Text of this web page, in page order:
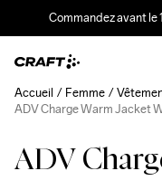
Commandez avant le
ADV
Accueil Femme
ADV Charge Warm Jacket
Outlet